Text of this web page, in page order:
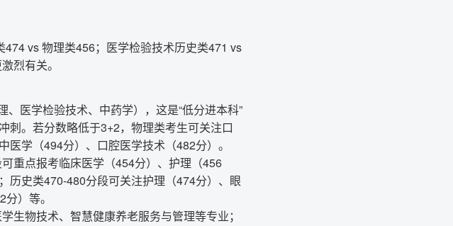
vs 物理类456；医学检验技术历史类471 vs
烈有关。
、医学检验技术、中药学），这是“低分进本科”
刺。若分数略低于3+2，物理类考生可关注口
学（494分）、口腔医学技术（482分）。
重点报考临床医学（454分）、护理（456
历史类470-480分段可关注护理（474分）、眼
）等。
生物技术、智慧健康养老服务与管理等专业；